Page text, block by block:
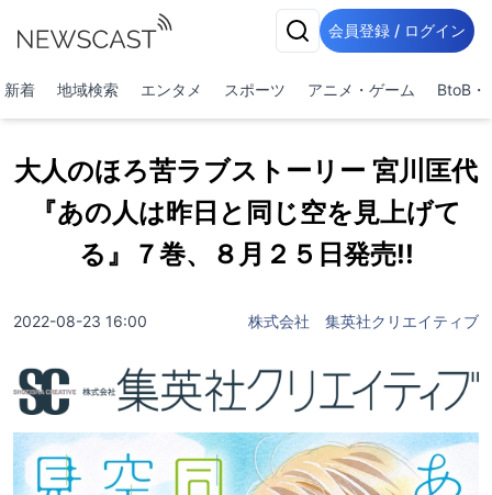
会員登録 / ログイン
新着 地域検索 エンタメ スポーツ アニメ・ゲーム BtoB・
大人のほろ苦ラブストーリー 宮川匡代
『あの人は昨日と同じ空を見上げて
る』７巻、８月２５日発売!!
2022-08-23 16:00 株式会社 集英社クリエイティブ